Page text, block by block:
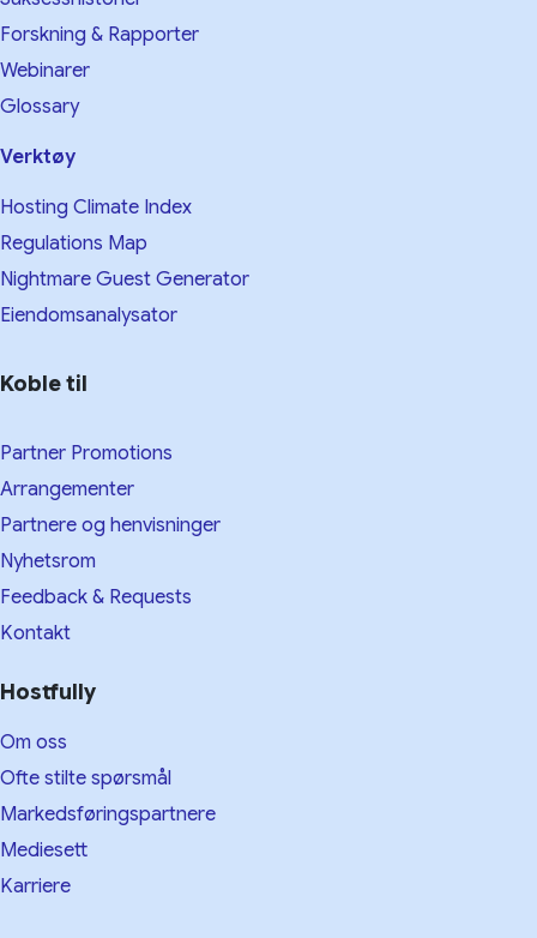
Forskning & Rapporter
Webinarer
Glossary
Verktøy
Hosting Climate Index
Regulations Map
Nightmare Guest Generator
Eiendomsanalysator
Koble til
Partner Promotions
Arrangementer
Partnere og henvisninger
Nyhetsrom
Feedback & Requests
Kontakt
Hostfully
Om oss
Ofte stilte spørsmål
Markedsføringspartnere
Mediesett
Karriere